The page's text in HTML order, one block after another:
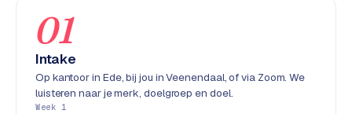
B
u
s
i
n
01
Intake
Op kantoor in Ede, bij jou in Veenendaal, of via Zoom. We
luisteren naar je merk, doelgroep en doel.
Week 1